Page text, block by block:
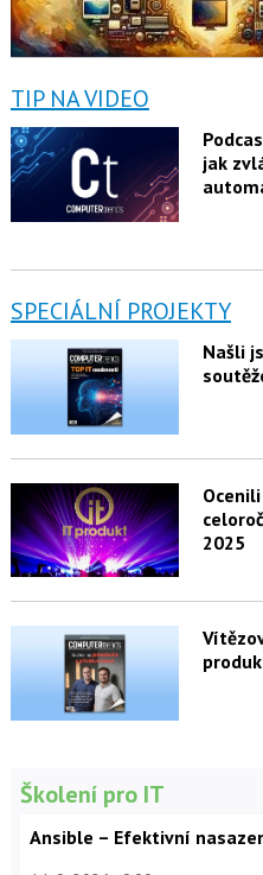
TIP NA VIDEO
jak
SPECIÁLNÍ PROJEKTY
Našli
2025
Školení pro IT
Ansible – Efektivní